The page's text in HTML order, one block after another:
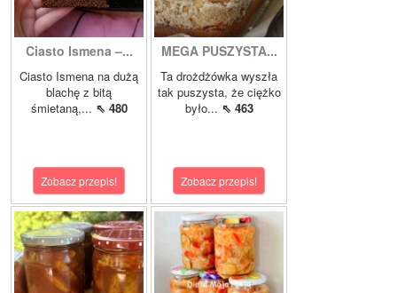
Ciasto Ismena –...
Ciasto Ismena na dużą
blachę z bitą
śmietaną,... ⇖ 480
Zobacz przepis!
MEGA PUSZYSTA...
Ta drożdżówka wyszła
tak puszysta, że ciężko
było... ⇖ 463
Zobacz przepis!